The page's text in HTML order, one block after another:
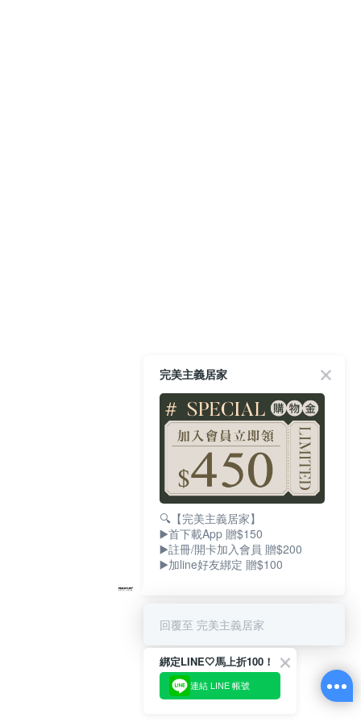
完美主義居家
🔍【完美主義居家】
▶️首下載App 贈$150
▶️註冊/開卡加入會員 贈$200
▶️加line好友綁定 贈$100
回覆至 完美主義居家
綁定LINE🤍馬上折100！
連結 LINE 帳號